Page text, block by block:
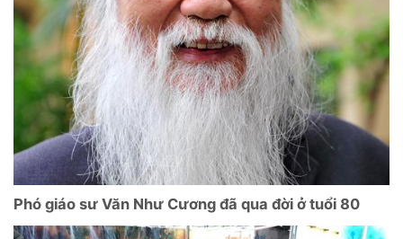
Phó giáo sư Văn Như Cương đã qua đời ở tuổi 80